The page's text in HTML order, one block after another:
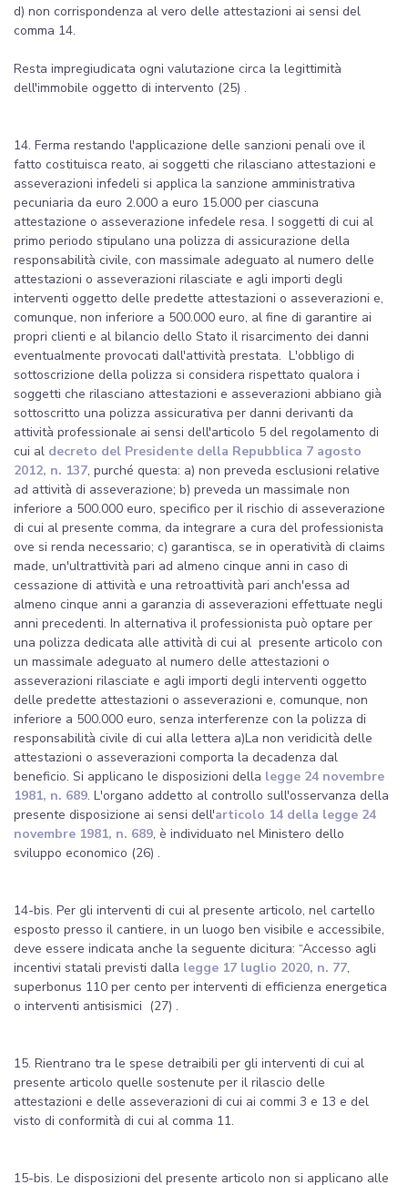
d) non corrispondenza al vero delle attestazioni ai sensi del
comma 14.
Resta impregiudicata ogni valutazione circa la legittimità
dell'immobile oggetto di intervento (25) .
14. Ferma restando l'applicazione delle sanzioni penali ove il
fatto costituisca reato, ai soggetti che rilasciano attestazioni e
asseverazioni infedeli si applica la sanzione amministrativa
pecuniaria da euro 2.000 a euro 15.000 per ciascuna
attestazione o asseverazione infedele resa. I soggetti di cui al
primo periodo stipulano una polizza di assicurazione della
responsabilità civile, con massimale adeguato al numero delle
attestazioni o asseverazioni rilasciate e agli importi degli
interventi oggetto delle predette attestazioni o asseverazioni e,
comunque, non inferiore a 500.000 euro, al fine di garantire ai
propri clienti e al bilancio dello Stato il risarcimento dei danni
eventualmente provocati dall'attività prestata. L'obbligo di
sottoscrizione della polizza si considera rispettato qualora i
soggetti che rilasciano attestazioni e asseverazioni abbiano già
sottoscritto una polizza assicurativa per danni derivanti da
attività professionale ai sensi dell'articolo 5 del regolamento di
cui al decreto del Presidente della Repubblica 7 agosto
2012, n. 137, purché questa: a) non preveda esclusioni relative
ad attività di asseverazione; b) preveda un massimale non
inferiore a 500.000 euro, specifico per il rischio di asseverazione
di cui al presente comma, da integrare a cura del professionista
ove si renda necessario; c) garantisca, se in operatività di claims
made, un'ultrattività pari ad almeno cinque anni in caso di
cessazione di attività e una retroattività pari anch'essa ad
almeno cinque anni a garanzia di asseverazioni effettuate negli
anni precedenti. In alternativa il professionista può optare per
una polizza dedicata alle attività di cui al presente articolo con
un massimale adeguato al numero delle attestazioni o
asseverazioni rilasciate e agli importi degli interventi oggetto
delle predette attestazioni o asseverazioni e, comunque, non
inferiore a 500.000 euro, senza interferenze con la polizza di
responsabilità civile di cui alla lettera a)La non veridicità delle
attestazioni o asseverazioni comporta la decadenza dal
beneficio. Si applicano le disposizioni della legge 24 novembre
1981, n. 689. L'organo addetto al controllo sull'osservanza della
presente disposizione ai sensi dell'articolo 14 della legge 24
novembre 1981, n. 689, è individuato nel Ministero dello
sviluppo economico (26) .
14-bis. Per gli interventi di cui al presente articolo, nel cartello
esposto presso il cantiere, in un luogo ben visibile e accessibile,
deve essere indicata anche la seguente dicitura: “Accesso agli
incentivi statali previsti dalla legge 17 luglio 2020, n. 77,
superbonus 110 per cento per interventi di efficienza energetica
o interventi antisismici (27) .
15. Rientrano tra le spese detraibili per gli interventi di cui al
presente articolo quelle sostenute per il rilascio delle
attestazioni e delle asseverazioni di cui ai commi 3 e 13 e del
visto di conformità di cui al comma 11.
15-bis. Le disposizioni del presente articolo non si applicano alle